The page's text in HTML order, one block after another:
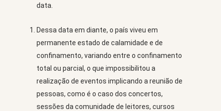
data.
Dessa data em diante, o país viveu em
permanente estado de calamidade e de
confinamento, variando entre o confinamento
total ou parcial, o que impossibilitou a
realização de eventos implicando a reunião de
pessoas, como é o caso dos concertos,
sessões da comunidade de leitores, cursos